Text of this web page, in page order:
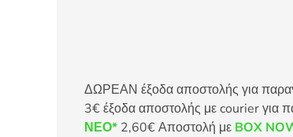
ΔΩΡΕΑΝ έξοδα αποστολής για
3€ έξοδα αποστολής με courier για
ΝΕΟ* 2,60€ Αποστολή με BOX